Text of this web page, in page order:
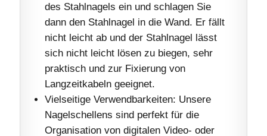
des Stahlnagels ein und schlagen Sie
dann den Stahlnagel in die Wand. Er fällt
nicht leicht ab und der Stahlnagel lässt
sich nicht leicht lösen zu biegen, sehr
praktisch und zur Fixierung von
Langzeitkabeln geeignet.
Vielseitige Verwendbarkeiten: Unsere
Nagelschellens sind perfekt für die
Organisation von digitalen Video- oder